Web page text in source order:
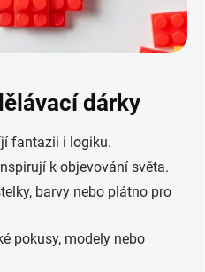
dárky
fantazii i logiku.
k objevování světa.
barvy nebo plátno pro
pokusy, modely nebo